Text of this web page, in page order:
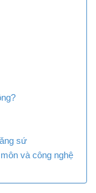
sứ
và công nghệ